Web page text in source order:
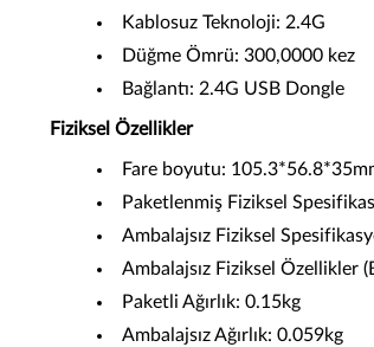
Kablosuz Teknoloji: 2.4G
Düğme Ömrü: 300,0000 kez
Bağlantı: 2.4G USB Dongle
Fiziksel Özellikler
Fare boyutu:
Paketlenmiş Fiziksel
Ambalajsız Fiziksel
Ambalajsız Fiziksel Özellikler
Paketli Ağırlık: 0.15kg
Ambalajsız Ağırlık: 0.059kg